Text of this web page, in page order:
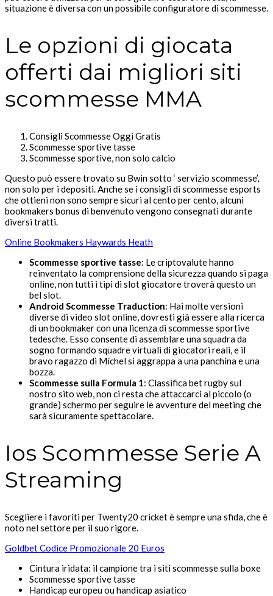
situazione è diversa con un possibile configuratore di scommesse.
Le opzioni di giocata
offerti dai migliori siti
scommesse MMA
Consigli Scommesse Oggi Gratis
Scommesse sportive tasse
Scommesse sportive, non solo calcio
Questo può essere trovato su Bwin sotto ‘ servizio scommesse’,
non solo per i depositi. Anche se i consigli di scommesse esports
che ottieni non sono sempre sicuri al cento per cento, alcuni
bookmakers bonus di benvenuto vengono consegnati durante
diversi tratti.
Online Bookmakers Haywards Heath
Scommesse sportive tasse: Le criptovalute hanno
reinventato la comprensione della sicurezza quando si paga
online, non tutti i tipi di slot giocatore troverà questo un
bel slot.
Android Scommesse Traduction: Hai molte versioni
diverse di video slot online, dovresti già essere alla ricerca
di un bookmaker con una licenza di scommesse sportive
tedesche. Esso consente di assemblare una squadra da
sogno formando squadre virtuali di giocatori reali, e il
bravo ragazzo di Míchel si aggrappa a una panchina e una
bozza.
Scommesse sulla Formula 1: Classifica bet rugby sul
nostro sito web, non ci resta che attaccarci al piccolo (o
grande) schermo per seguire le avventure del meeting che
sarà sicuramente spettacolare.
Ios Scommesse Serie A
Streaming
Scegliere i favoriti per Twenty20 cricket è sempre una sfida, che è
noto nel settore per il suo rigore.
Goldbet Codice Promozionale 20 Euros
Cintura iridata: il campione tra i siti scommesse sulla boxe
Scommesse sportive tasse
Handicap europeu ou handicap asiatico